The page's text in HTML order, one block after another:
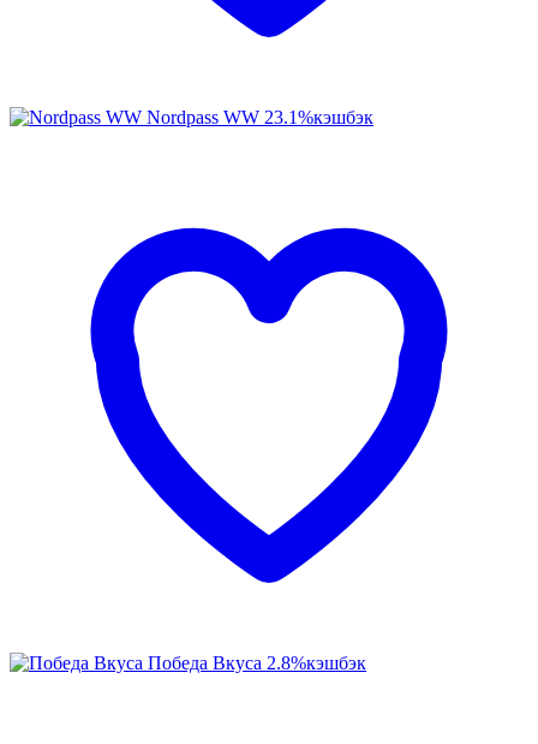
Nordpass WW 23.1%кэшбэк
Победа Вкуса 2.8%кэшбэк